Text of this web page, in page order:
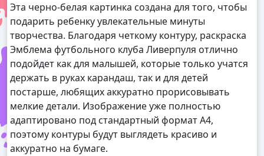
Эта черно-белая картинка создана для того, чтобы
подарить ребенку увлекательные минуты
творчества. Благодаря четкому контуру, раскраска
Эмблема футбольного клуба Ливерпуля отлично
подойдет как для малышей, которые только учатся
держать в руках карандаш, так и для детей
постарше, любящих аккуратно прорисовывать
мелкие детали. Изображение уже полностью
адаптировано под стандартный формат А4,
поэтому контуры будут выглядеть красиво и
аккуратно на бумаге.